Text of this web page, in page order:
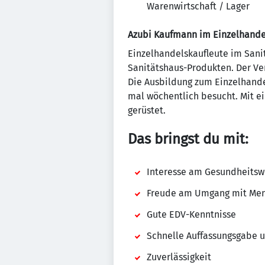
Warenwirtschaft / Lager
Azubi Kaufmann im
Einzelhandelskaufleute im
Sanitätshaus-Produkten. Der
Die Ausbildung zum
mal wöchentlich besucht. Mit
gerüstet.
Das bringst du mit:
Interesse am
Freude am Umgang mit
Gute EDV-Kenntnisse
Schnelle Auffassungsgabe
Zuverlässigkeit